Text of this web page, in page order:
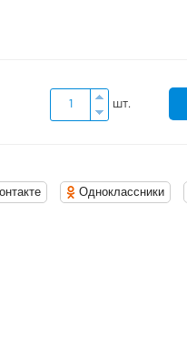
шт.
Одноклассники